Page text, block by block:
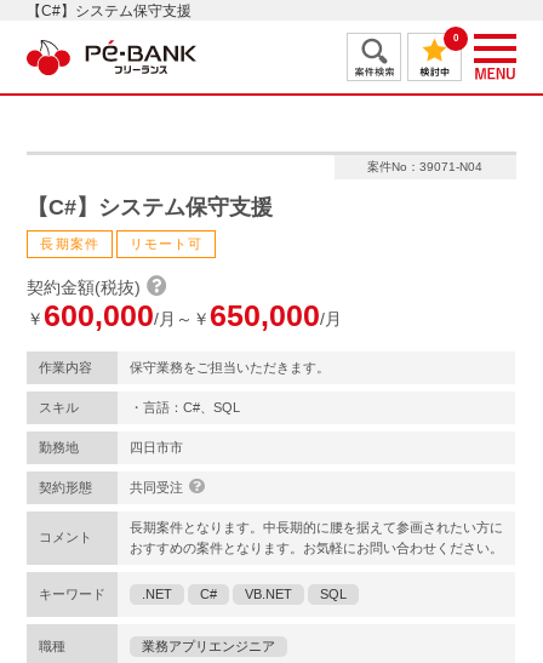
【C#】システム保守支援
0
案件No：39071-N04
【C#】システム保守支援
長期案件 リモート可
契約金額(税抜)
￥ 600,000/月～￥ 650,000/月
作業内容 保守業務をご担当いただきます。
スキル ・言語：C#、SQL
勤務地 四日市市
契約形態 共同受注
コメント
長期案件となります。中長期的に腰を据えて参画されたい方に
おすすめの案件となります。お気軽にお問い合わせください。
キーワード .NET C# VB.NET SQL
職種 業務アプリエンジニア